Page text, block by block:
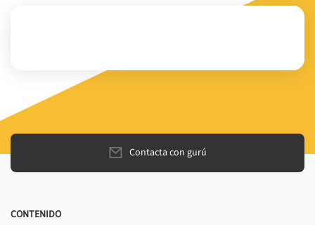
Contacta con gurú
CONTENIDO